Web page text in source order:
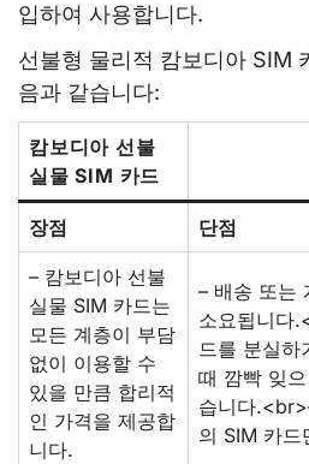
입하여 사용합니다.
선불형 물리적 캄보디아 SIM
음과 같습니다:
캄보디아 선불
실물 SIM 카드
장점 단점
– 캄보디아 선불
실물 SIM 카드는
모든 계층이 부담
없이 이용할 수
있을 만큼 합리적
인 가격을 제공합
니다.
– 배송 또는
소요됩니다
드를 분실하
때 깜빡 잊
습니다
의 SIM 카드